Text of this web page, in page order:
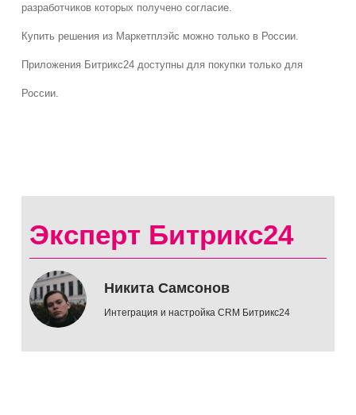
разработчиков которых получено согласие.
Купить решения из Маркетплэйс можно только в России.
Приложения Битрикс24 доступны для покупки только для
России.
Эксперт Битрикс24
Никита Самсонов
Интеграция и настройка CRM Битрикс24